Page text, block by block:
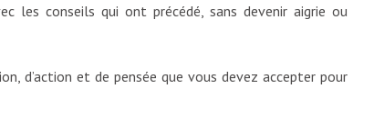
les conseils qui ont précédé, sans devenir aigrie ou
d’action et de pensée que vous devez accepter pour